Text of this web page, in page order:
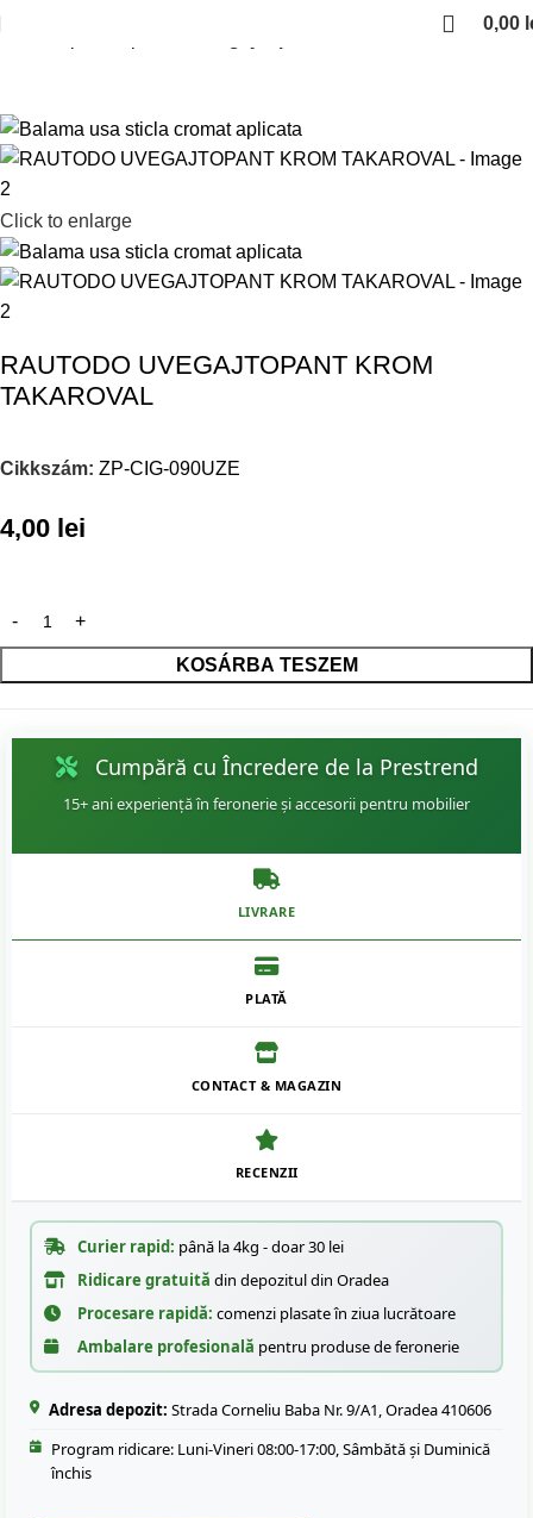
0,00
Click to enlarge
RAUTODO UVEGAJTOPANT KROM
TAKAROVAL
Cikkszám: ZP-CIG-090UZE
4,00 lei
KOSÁRBA TESZEM
Cumpără cu Încredere de la Prestrend
15+ ani experiență în feronerie și accesorii pentru mobilier
LIVRARE
PLATĂ
CONTACT & MAGAZIN
RECENZII
Curier rapid: până la 4kg - doar 30 lei
Ridicare gratuită din depozitul din Oradea
Procesare rapidă: comenzi plasate în ziua lucrătoare
Ambalare profesională pentru produse de feronerie
Adresa depozit: Strada Corneliu Baba Nr. 9/A1, Oradea 410606
Program ridicare: Luni-Vineri 08:00-17:00, Sâmbătă și Duminică
închis